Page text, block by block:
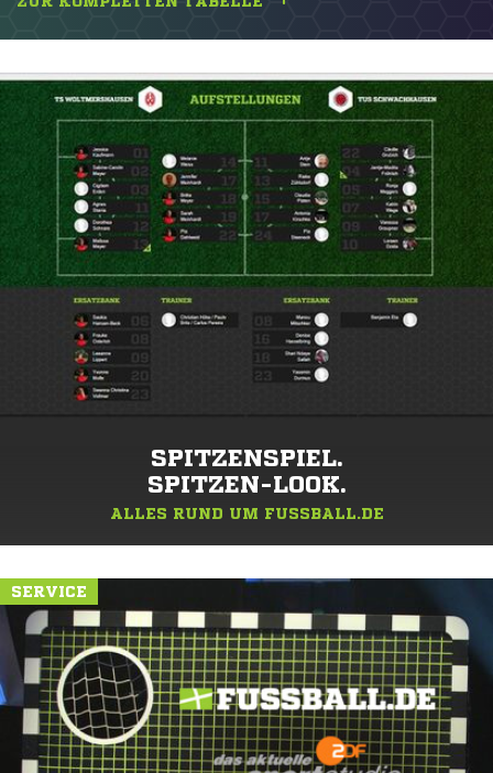
SPITZENSPIEL.
SPITZEN-LOOK.
ALLES RUND UM FUSSBALL.DE
SERVICE